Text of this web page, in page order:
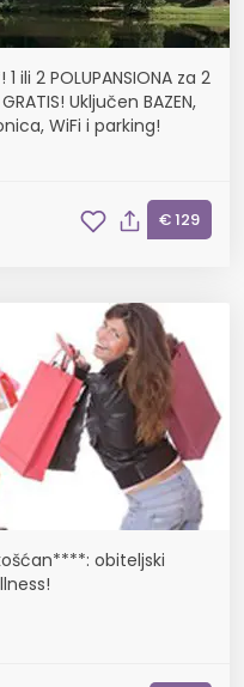
ili 2 POLUPANSIONA za 2
Uključen BAZEN,
WiFi i parking!
€ 129
obiteljski